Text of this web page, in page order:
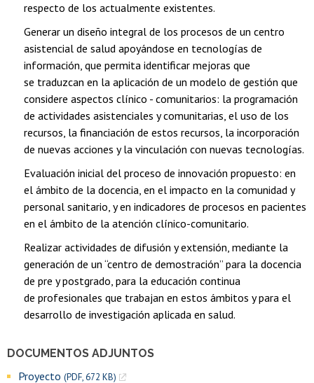
DOCUMENTOS ADJUNTOS
Proyecto (PDF, 672 KB)
respecto de los actualmente existentes.
Generar un diseño integral de los procesos de un centro
asistencial de salud apoyándose en tecnologías de
información, que permita identificar mejoras que
se traduzcan en la aplicación de un modelo de gestión que
considere aspectos clínico - comunitarios: la programación
de actividades asistenciales y comunitarias, el uso de los
recursos, la financiación de estos recursos, la incorporación
de nuevas acciones y la vinculación con nuevas tecnologías.
Evaluación inicial del proceso de innovación propuesto: en
el ámbito de la docencia, en el impacto en la comunidad y
personal sanitario, y en indicadores de procesos en pacientes
en el ámbito de la atención clínico-comunitario.
Realizar actividades de difusión y extensión, mediante la
generación de un “centro de demostración” para la docencia
de pre y postgrado, para la educación continua
de profesionales que trabajan en estos ámbitos y para el
desarrollo de investigación aplicada en salud.